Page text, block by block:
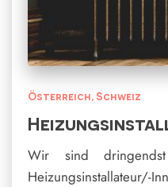
Österreich Schweiz
Wir sind
Heizungsinstallateur/-